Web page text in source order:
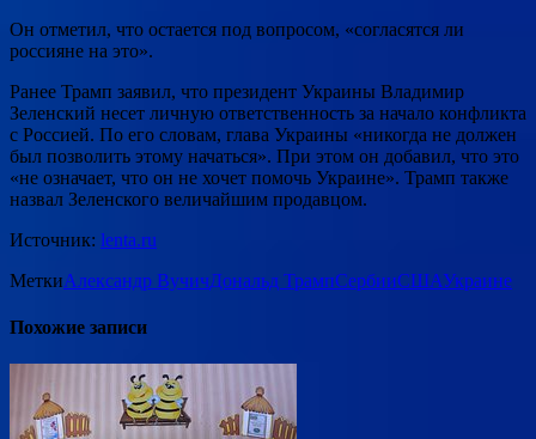
Он отметил, что остается под вопросом, «согласятся ли
россияне на это».
Ранее Трамп заявил, что президент Украины Владимир
Зеленский несет личную ответственность за начало конфликта
с Россией. По его словам, глава Украины «никогда не должен
был позволить этому начаться». При этом он добавил, что это
«не означает, что он не хочет помочь Украине». Трамп также
назвал Зеленского величайшим продавцом.
Источник: lenta.ru
МеткиАлександр ВучичДональд ТрампСербииСШАУкраине
Похожие записи